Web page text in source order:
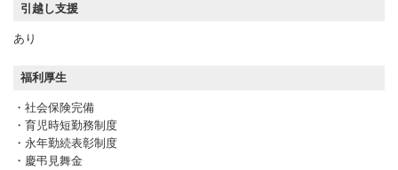
引越し支援
あり
福利厚生
・社会保険完備
・育児時短勤務制度
・永年勤続表彰制度
・慶弔見舞金